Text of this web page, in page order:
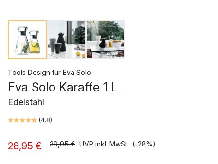
Tools Design für Eva Solo
Eva Solo Karaffe 1 L
Edelstahl
(4.8)
28,95 € 39,95 € UVP inkl. MwSt. (-28%)